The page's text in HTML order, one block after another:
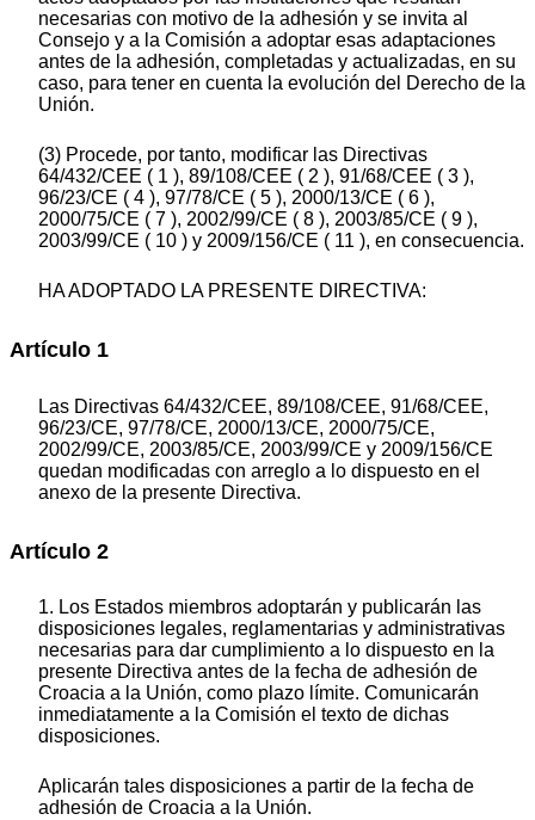
necesarias con motivo de la adhesión y se invita al
Consejo y a la Comisión a adoptar esas adaptaciones
antes de la adhesión, completadas y actualizadas, en su
caso, para tener en cuenta la evolución del Derecho de la
Unión.
(3) Procede, por tanto, modificar las Directivas
64/432/CEE ( 1 ), 89/108/CEE ( 2 ), 91/68/CEE ( 3 ),
96/23/CE ( 4 ), 97/78/CE ( 5 ), 2000/13/CE ( 6 ),
2000/75/CE ( 7 ), 2002/99/CE ( 8 ), 2003/85/CE ( 9 ),
2003/99/CE ( 10 ) y 2009/156/CE ( 11 ), en consecuencia.
HA ADOPTADO LA PRESENTE DIRECTIVA:
Artículo 1
Las Directivas 64/432/CEE, 89/108/CEE, 91/68/CEE,
96/23/CE, 97/78/CE, 2000/13/CE, 2000/75/CE,
2002/99/CE, 2003/85/CE, 2003/99/CE y 2009/156/CE
quedan modificadas con arreglo a lo dispuesto en el
anexo de la presente Directiva.
Artículo 2
1. Los Estados miembros adoptarán y publicarán las
disposiciones legales, reglamentarias y administrativas
necesarias para dar cumplimiento a lo dispuesto en la
presente Directiva antes de la fecha de adhesión de
Croacia a la Unión, como plazo límite. Comunicarán
inmediatamente a la Comisión el texto de dichas
disposiciones.
Aplicarán tales disposiciones a partir de la fecha de
adhesión de Croacia a la Unión.